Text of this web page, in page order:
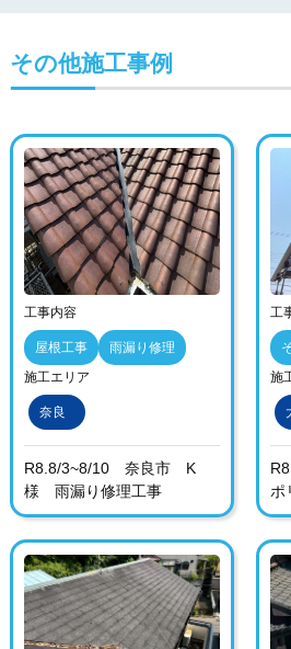
その他施工事例
工事内容
屋根工事
雨漏り修理
施工エリア
奈良
R8.8/3~8/10 奈良市 K
様 雨漏り修理工事
工
施
ポ